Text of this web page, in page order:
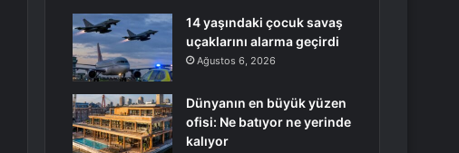
14 yaşındaki çocuk savaş
uçaklarını alarma geçirdi
Ağustos 6, 2026
Dünyanın en büyük yüzen
ofisi: Ne batıyor ne yerinde
kalıyor